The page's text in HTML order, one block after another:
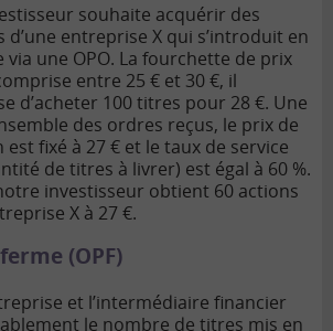
souhaite acquérir des
d’une entreprise X qui s’introduit en
via une OPO. La fourchette de prix
entre 25 € et 30 €, il
d’acheter 100 titres pour 28 €. Une
des ordres reçus, le prix de
est fixé à 27 € et le taux de service
de titres à livrer) est égal à 60 %.
investisseur obtient 60 actions
X à 27 €.
(OPF)
et l’intermédiaire financier
le nombre de titres mis en